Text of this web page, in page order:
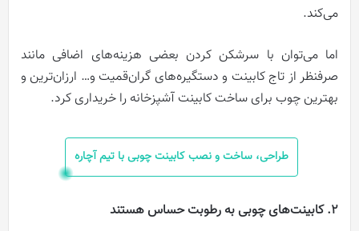
می‌کند.
اما می‌توان با سرشکن کردن بعضی هزینه‌های اضافی مانند
صرفنظر از تاج کابینت و دستگیره‌های گران‌قمیت و… ارزان‌ترین و
بهترین چوب برای ساخت کابینت آشپزخانه را خریداری کرد.
طراحی، ساخت و نصب کابینت چوبی با تیم آچاره
2. کابینت‌های چوبی به رطوبت حساس هستند